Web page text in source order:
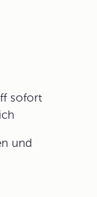
sofort
und